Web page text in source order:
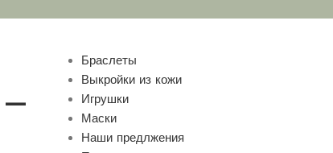
—
Браслеты
Выкройки из кожи
Игрушки
Маски
Наши предлжения